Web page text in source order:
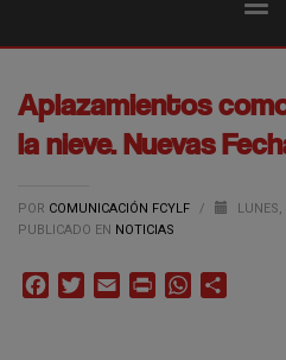
Aplazamientos
la nieve. Nuevas
POR COMUNICACIÓN FCYLF /
PUBLICADO EN NOTICIAS
FacebookTwitterEmail Print WhatsApp